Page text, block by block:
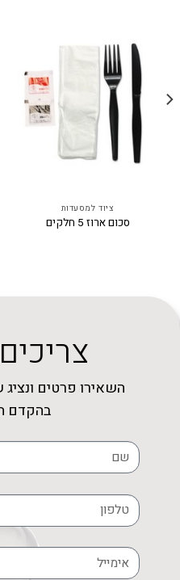
ציוד למסעדות
סכום ארוז 5 חלקים
צריכים
השאירו פרטים
בהקדם